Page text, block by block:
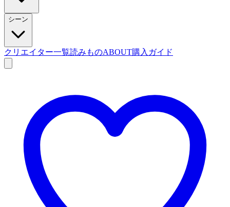
シーン
クリエイター一覧読みものABOUT購入ガイド